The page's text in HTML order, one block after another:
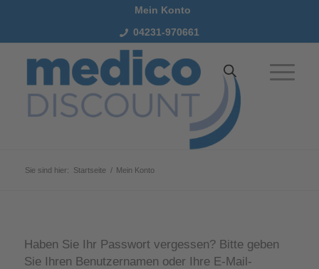
Mein Konto
04231-970661
Sie sind hier: Startseite / Mein Konto
Haben Sie Ihr Passwort vergessen? Bitte geben
Sie Ihren Benutzernamen oder Ihre E-Mail-